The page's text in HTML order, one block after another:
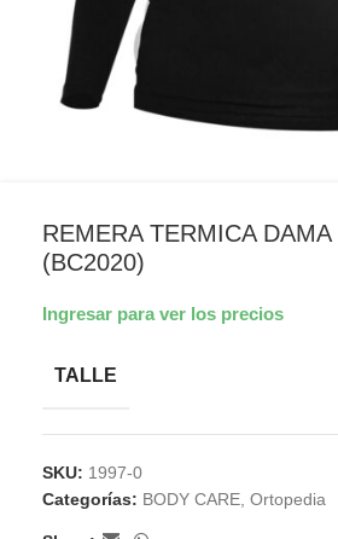
REMERA TERMICA
(BC2020)
Ingresar para ver los precios
TALLE
SKU: 1997-0
Categorías: BODY CARE Ortopedia